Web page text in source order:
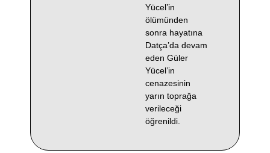
Yücel’in
ölümünden
sonra hayatına
Datça’da devam
eden Güler
Yücel’in
cenazesinin
yarın toprağa
verileceği
öğrenildi.